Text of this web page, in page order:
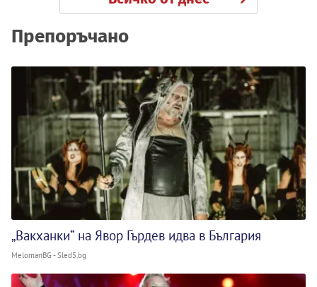
Препоръчано
„Вакханки“ на Явор Гърдев идва в България
MelomanBG - Sled5.bg